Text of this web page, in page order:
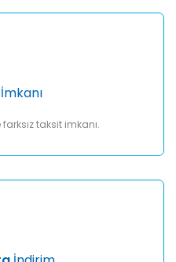
İmkanı
taksit imkanı.